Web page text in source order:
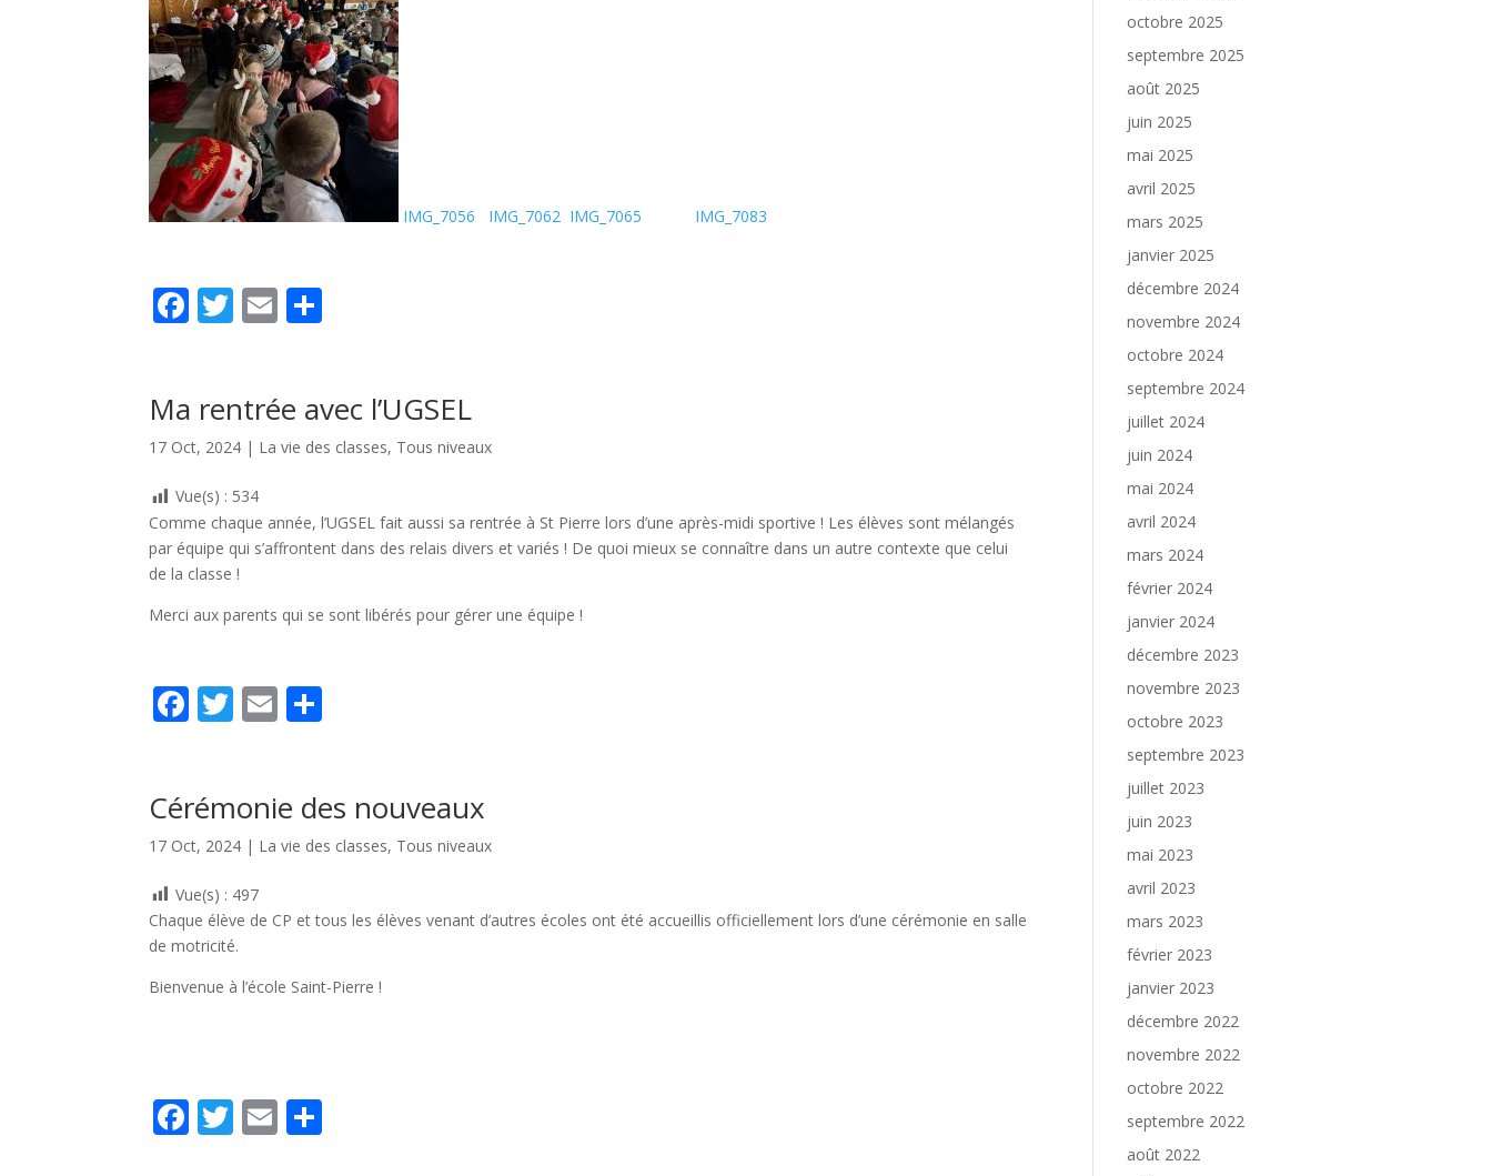
IMG_7056 IMG_7062 IMG_7065 IMG_7083
F
b
o
o
k
T
er
E
l g
er
Ma rentrée avec l’UGSEL
17 Oct, 2024 | La vie des classes, Tous niveaux
Vue(s) : 534
Comme chaque année, l’UGSEL fait aussi sa rentrée à St Pierre lors d’une après-midi sportive ! Les élèves sont mélangés
par équipe qui s’affrontent dans des relais divers et variés ! De quoi mieux se connaître dans un autre contexte que celui
de la classe !
Merci aux parents qui se sont libérés pour gérer une équipe !
F
ac
b
o
o
k
T
w
er
E
m
l g
er
Cérémonie des nouveaux
17 Oct, 2024 | La vie des classes, Tous niveaux
Vue(s) : 497
Chaque élève de CP et tous les élèves venant d’autres écoles ont été accueillis officiellement lors d’une cérémonie en salle
de motricité.
Bienvenue à l’école Saint-Pierre !
F T E
octobre 2025
septembre 2025
août 2025
juin 2025
mai 2025
avril 2025
mars 2025
janvier 2025
décembre 2024
novembre 2024
octobre 2024
septembre 2024
juillet 2024
juin 2024
mai 2024
avril 2024
mars 2024
février 2024
janvier 2024
décembre 2023
novembre 2023
octobre 2023
septembre 2023
juillet 2023
juin 2023
mai 2023
avril 2023
mars 2023
février 2023
janvier 2023
décembre 2022
novembre 2022
octobre 2022
septembre 2022
août 2022